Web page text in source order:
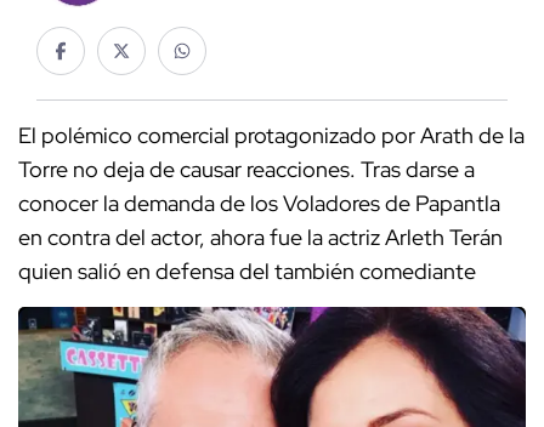
El polémico comercial protagonizado por Arath de la
Torre no deja de causar reacciones. Tras darse a
conocer la demanda de los Voladores de Papantla
en contra del actor, ahora fue la actriz Arleth Terán
quien salió en defensa del también comediante